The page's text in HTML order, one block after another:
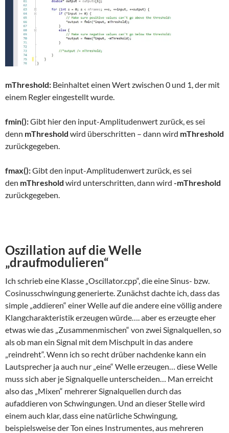
mThreshold: Beinhaltet einen Wert zwischen 0 und 1, der mit
einem Regler eingestellt wurde.
fmin():Gibt hier den input-Amplitudenwert zurück, es sei
denn mThreshold wird überschritten – dann wird mThreshold
zurückgegeben.
fmax():Gibt den input-Amplitudenwert zurück, es sei
den mThreshold wird unterschritten, dann wird -mThreshold
zurückgegeben.
Oszillation auf die Welle
„draufmodulieren“
Ich schrieb eine Klasse „Oscillator.cpp“, die eine Sinus- bzw.
Cosinusschwingung generierte. Zunächst dachte ich, dass das
simple „addieren“ einer Welle auf die andere eine völlig andere
Klangcharakteristik erzeugen würde…. aber es erzeugte eher
etwas wie das „Zusammenmischen“ von zwei Signalquellen, so
als ob man ein Signal mit dem Mischpult in das andere
„reindreht“. Wenn ich so recht drüber nachdenke kann ein
Lautsprecher ja auch nur „eine“ Welle erzeugen… diese Welle
muss sich aber je Signalquelle unterscheiden… Man erreicht
also das „Mixen“ mehrerer Signalquellen durch das
aufaddieren von Schwingungen. Und an dieser Stelle wird
einem auch klar, dass eine natürliche Schwingung,
beispielsweise der Ton eines Instrumentes, aus mehreren